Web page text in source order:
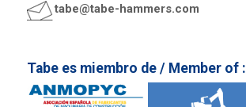
tabe@tabe-hammers.com
Tabe es miembro de / Member of :